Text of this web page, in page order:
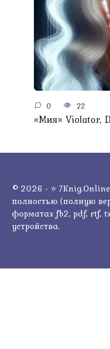
0 22
«Мия» Violator,
© 2026 - ⭐
полностью (полную
форматах fb2, pdf, rtf,
устройства.